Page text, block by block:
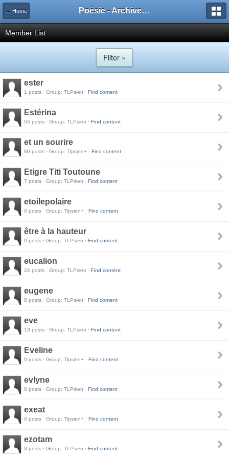
← Home Poésie - Archives de Toute La Poésie - 2005 - 2006
Member List
Filter »
ester
1 posts · Group: TLPsien · Find content
Estérina
55 posts · Group: TLPsien · Find content
et un sourire
80 posts · Group: Tlpsien+ · Find content
Etigre Titi Toutoune
7 posts · Group: TLPsien · Find content
etoilepolaire
0 posts · Group: Tlpsien+ · Find content
être à la hauteur
0 posts · Group: TLPsien · Find content
eucalion
24 posts · Group: TLPsien · Find content
eugene
8 posts · Group: TLPsien · Find content
eve
13 posts · Group: TLPsien · Find content
Eveline
0 posts · Group: Tlpsien+ · Find content
evlyne
0 posts · Group: TLPsien · Find content
exeat
0 posts · Group: Tlpsien+ · Find content
ezotam
3 posts · Group: TLPsien · Find content